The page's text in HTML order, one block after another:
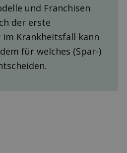
und Franchisen
der erste
Krankheitsfall kann
für welches (Spar-)